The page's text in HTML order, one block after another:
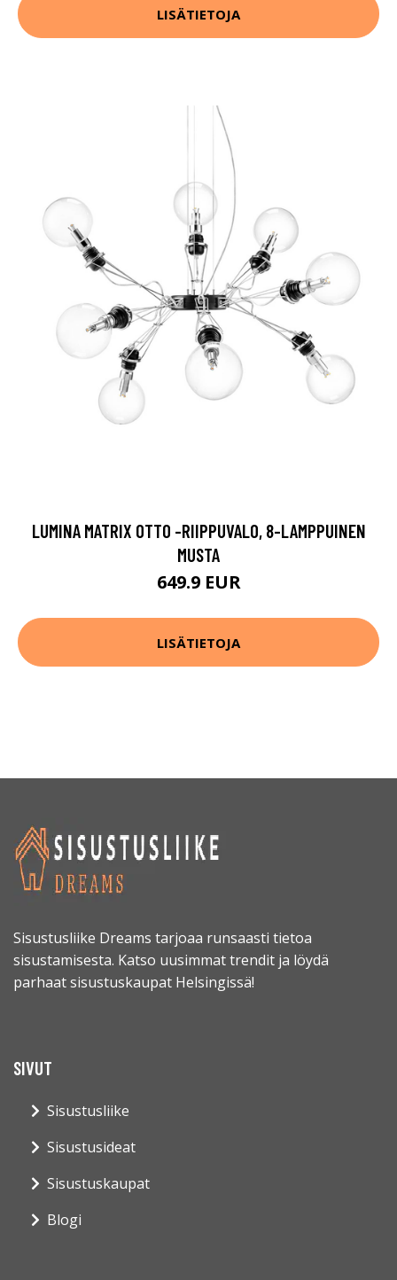
LISÄTIETOJA
LUMINA MATRIX OTTO -RIIPPUVALO, 8-LAMPPUINEN
MUSTA
649.9 EUR
LISÄTIETOJA
Sisustusliike Dreams tarjoaa runsaasti tietoa
sisustamisesta. Katso uusimmat trendit ja löydä
parhaat sisustuskaupat Helsingissä!
SIVUT
Sisustusliike
Sisustusideat
Sisustuskaupat
Blogi